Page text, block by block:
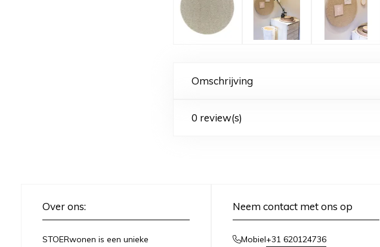
Omschrijving
0 review(s)
Over ons:
STOERwonen is een unieke
Neem contact met ons op
Mobiel+31 620124736